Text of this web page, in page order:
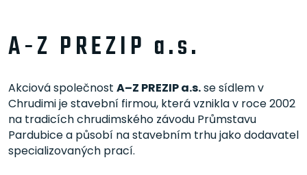
A-Z PREZIP a.s.
Akciová společnost A–Z PREZIP a.s.se sídlem v
Chrudimi je stavební firmou, která vznikla v roce 2002
na tradicích chrudimského závodu Průmstavu
Pardubice a působí na stavebním trhu jako dodavatel
specializovaných prací.